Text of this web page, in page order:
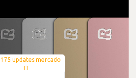
175 updates mercado
IT